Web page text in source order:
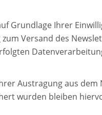
Grundlage Ihrer
Versand des
Austragung aus
wurden bleiben